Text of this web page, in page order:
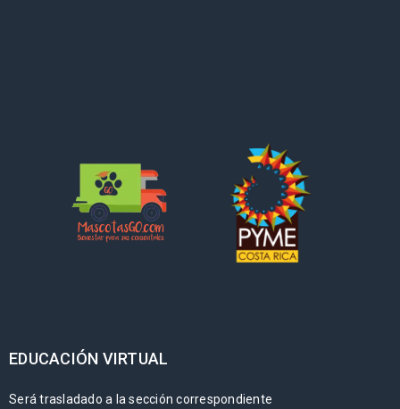
EDUCACIÓN VIRTUAL
Será trasladado a la sección correspondiente